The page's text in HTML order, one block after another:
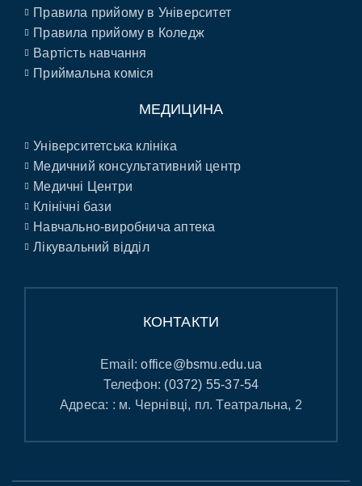
Правила прийому в Університет
Правила прийому в Коледж
Вартість навчання
Приймальна коміся
МЕДИЦИНА
Університетська клініка
Медичний консультативний центр
Медичні Центри
Клінічні бази
Навчально-виробнича аптека
Лікувальний відділ
КОНТАКТИ
Email:office@bsmu.edu.ua
Телефон: (0372) 55-37-54
Адреса: : м. Чернівці, пл. Театральна, 2